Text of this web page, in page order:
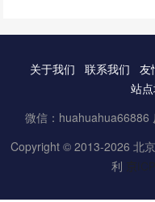
关于我们 联系我们 友
站
微信：huahuahua66886
Copyright © 2013-2026 北
利 京